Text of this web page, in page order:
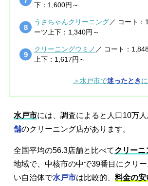
下：1,600円～
うさちゃんクリーニング／ コート：
ーツ上下：1,340円～
クリーニングウミノ ／ コート：
上下：1,617円～
＞水戸市で迷ったとき
水戸市には、調査によると人口10万人
舗のクリーニング店があります。
全国平均の56.3店舗と比べてクリーニ
地域で、中核市の中で39番目にクリ
い自治体で水戸市は比較的、 料金の安